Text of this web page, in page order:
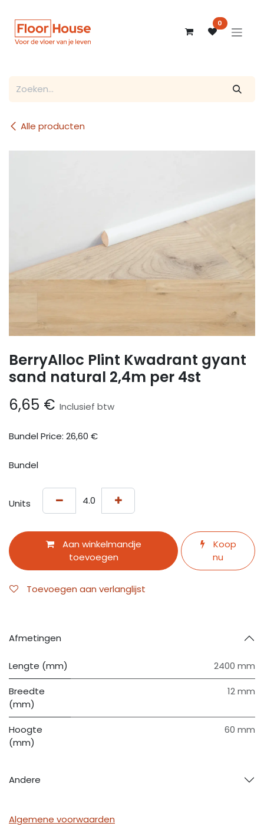
0
Alle producten
BerryAlloc Plint Kwadrant gyant
sand natural 2,4m per 4st
6,65 € Inclusief btw
Bundel Price: 26,60 €
Bundel
Units
Aan winkelmandje
toevoegen
Koop
nu
Toevoegen aan verlanglijst
Afmetingen
Lengte (mm) 2400 mm
Breedte
(mm)
12 mm
Hoogte
(mm)
60 mm
Andere
Algemene voorwaarden